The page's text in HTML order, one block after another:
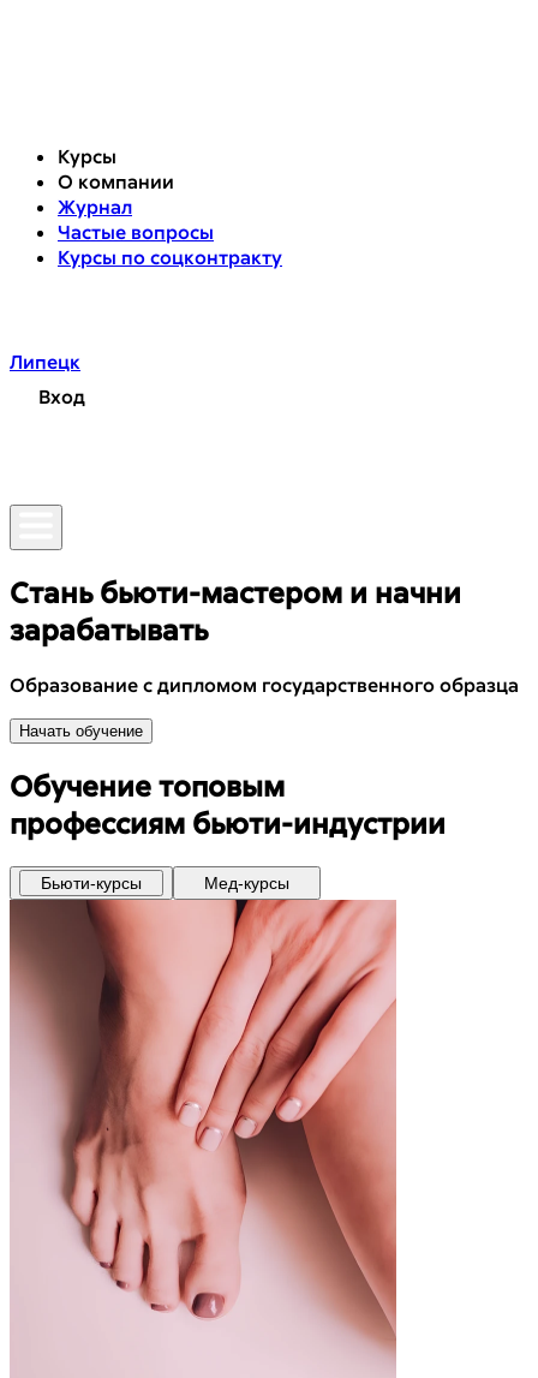
Курсы
О компании
Журнал
Частые вопросы
Курсы по соцконтракту
Липецк
Вход
Стань бьюти-мастером и начни
зарабатывать
Образование с дипломом государственного образца
Начать обучение
Обучение топовым
профессиям бьюти-индустрии
Бьюти-курсы Мед-курсы